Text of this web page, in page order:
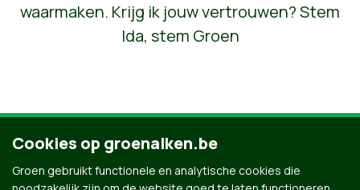
waarmaken. Krijg ik jouw vertrouwen? Stem
Ida, stem Groen
Ontdek al onze mensen
Cookies op groenalken.be
Groen gebruikt functionele en analytische cookies die